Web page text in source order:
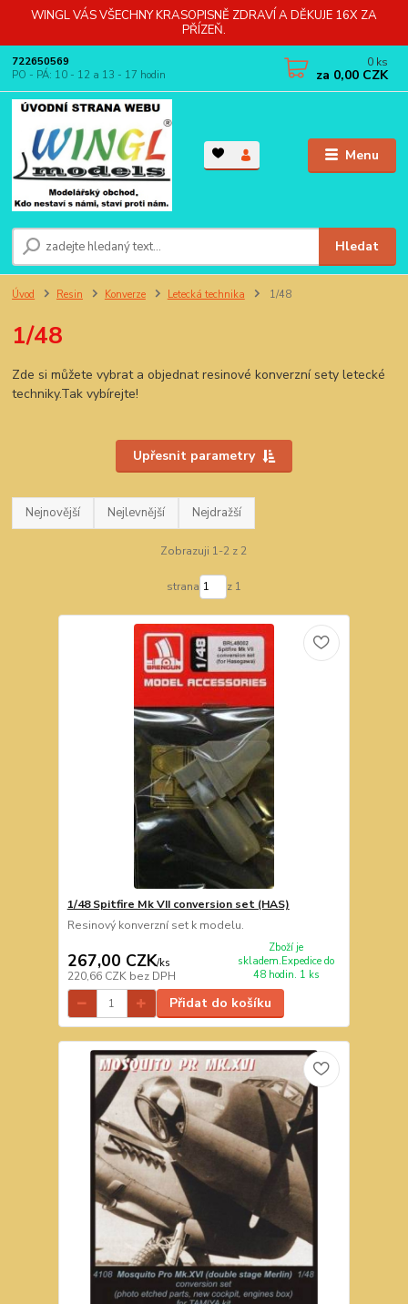
WINGL VÁS VŠECHNY KRASOPISNĚ ZDRAVÍ A DĚKUJE 16X ZA
PŘÍZEŇ.
Menu
Hledat
722650569
PO - PÁ: 10 - 12 a 13 - 17 hodin
0 ks
za 0,00 CZK
Úvod Resin Konverze Letecká technika 1/48
1/48
Zde si můžete vybrat a objednat resinové konverzní sety letecké
techniky.Tak vybírejte!
Upřesnit parametry
Nejnovější Nejlevnější Nejdražší
Zobrazuji 1-2 z 2
strana z 1
1/48 Spitfire Mk VII conversion set (HAS)
Resinový konverzní set k modelu.
267,00 CZK/ks
220,66 CZK bez DPH
Zboží je
skladem.Expedice do
48 hodin. 1 ks
Přidat do košíku